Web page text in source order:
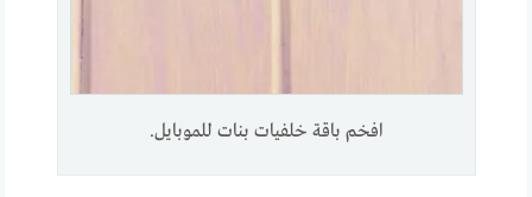
افخم باقة خلفيات بنات للموبايل.